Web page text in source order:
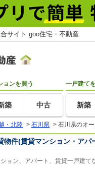
サイト goo住宅・不動産
ョンを買う
築 中古
一戸建て
新築
・北陸 > 石川県 > 石川県のオ
物件(賃貸マンション・アパ
ョン、アパート、賃貸一戸建